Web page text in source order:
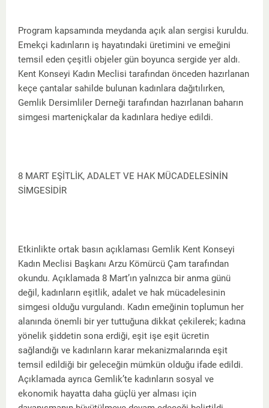
Program kapsamında meydanda açık alan sergisi kuruldu.
Emekçi kadınların iş hayatındaki üretimini ve emeğini
temsil eden çeşitli objeler gün boyunca sergide yer aldı.
Kent Konseyi Kadın Meclisi tarafından önceden hazırlanan
keçe çantalar sahilde bulunan kadınlara dağıtılırken,
Gemlik Dersimliler Derneği tarafından hazırlanan baharın
simgesi marteniçkalar da kadınlara hediye edildi.
8 MART EŞİTLİK, ADALET VE HAK MÜCADELESİNİN
SİMGESİDİR
Etkinlikte ortak basın açıklaması Gemlik Kent Konseyi
Kadın Meclisi Başkanı Arzu Kömürcü Çam tarafından
okundu. Açıklamada 8 Mart’ın yalnızca bir anma günü
değil, kadınların eşitlik, adalet ve hak mücadelesinin
simgesi olduğu vurgulandı. Kadın emeğinin toplumun her
alanında önemli bir yer tuttuğuna dikkat çekilerek; kadına
yönelik şiddetin sona erdiği, eşit işe eşit ücretin
sağlandığı ve kadınların karar mekanizmalarında eşit
temsil edildiği bir geleceğin mümkün olduğu ifade edildi.
Açıklamada ayrıca Gemlik’te kadınların sosyal ve
ekonomik hayatta daha güçlü yer alması için